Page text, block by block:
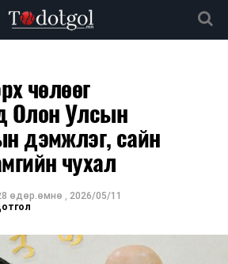
чөлөөг
Олон Улсын
дэмжлэг, сайн
чухал
өдөр.өмнө , 2026/05/11